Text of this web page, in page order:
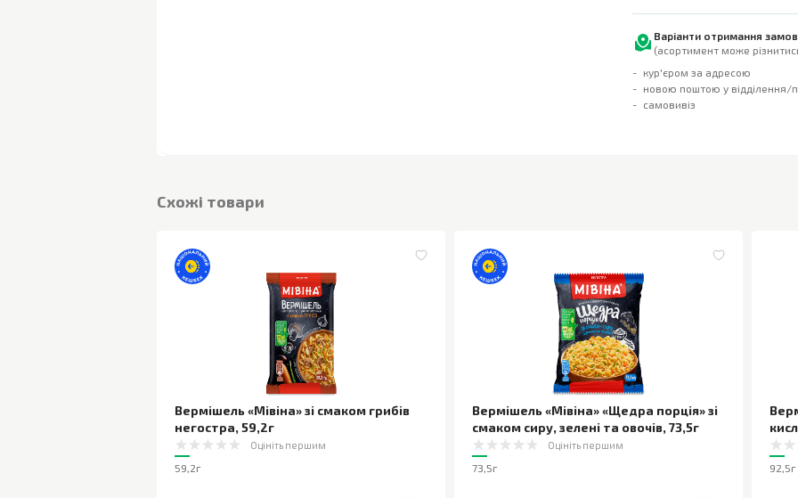
Варіанти отримання
(асортимент може
кур'єром за адресою
новою поштою у відділення/
самовивіз
Cхожі товари
Вермішель «Мівіна» зі смаком грибів
негостра, 59,2г
Оцініть першим
59,2г
Вермішель «Мівіна» «Щедра порція» зі
смаком сиру, зелені та овочів, 73,5г
Оцініть першим
73,5г 92,5г